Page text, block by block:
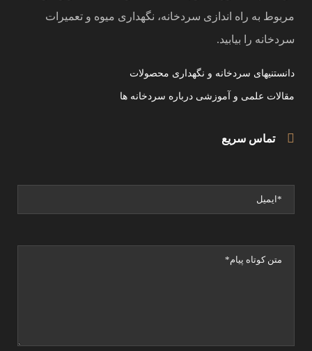
مربوط به راه اندازی سردخانه، نگهداری میوه و تعمیرات
سردخانه را بیابید.
دانستنیهای سردخانه و نگهداری محصولات
مقالات علمی و آموزشی درباره سردخانه ها
تماس سریع